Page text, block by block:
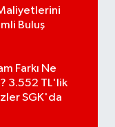
Buluş
Farkı Ne
3.552 TL'lik
SGK'da